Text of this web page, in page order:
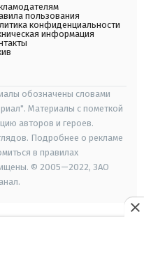
пользования
конфиденциальности
информация
обозначены словами
Материалы с пометкой
авторов и героев.
Подробнее о рекламе
в правилах
© 2005—2022, ЗАО